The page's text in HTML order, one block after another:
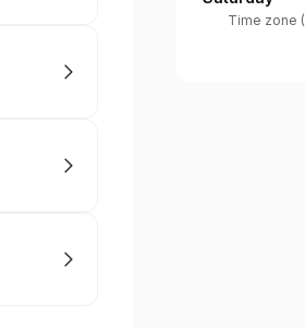
Time zone (